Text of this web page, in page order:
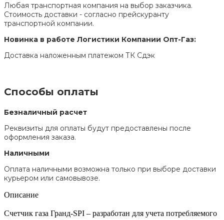
Любая транспортная компания на выбор заказчика.
Стоимость доставки - согласно прейскуранту
транспортной компании.
Новинка в работе Логистики Компании Опт-Газ:
Доставка наложенным платежом ТК Сдэк
Способы оплаты
Безналичный расчет
Реквизиты для оплаты будут предоставлены после
оформления заказа.
Наличными
Оплата наличными возможна только при выборе доставки
курьером или самовывозе.
Описание
Счетчик газа Гранд-SPI – разработан для учета потребляемого